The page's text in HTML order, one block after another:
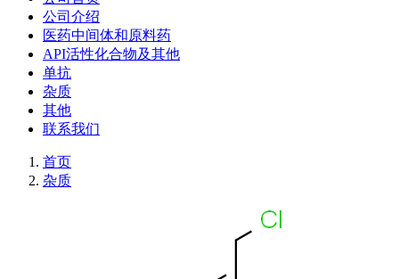
公司介绍
医药中间体和原料药
API活性化合物及其他
单抗
杂质
其他
联系我们
首页
杂质